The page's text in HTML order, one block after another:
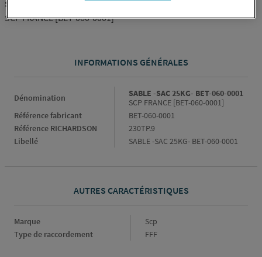
SABLE -SAC 25KG- BET-060-0001
SCP FRANCE [BET-060-0001]
INFORMATIONS GÉNÉRALES
Dénomination
SABLE -SAC 25KG- BET-060-0001
SCP FRANCE [BET-060-0001]
Référence fabricant
BET-060-0001
Référence RICHARDSON
230TP.9
Libellé
SABLE -SAC 25KG- BET-060-0001
AUTRES CARACTÉRISTIQUES
Marque Marque
Scp
Type de raccordement
Type
FFF